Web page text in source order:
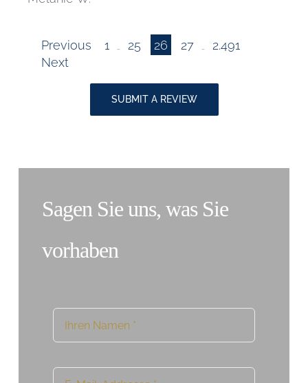
Navigation
Previous Seite
1 Seite
25 Seite
26 Seite
27 Seite
2.491
Next
SUBMIT A REVIEW
Sagen Sie uns, was Sie
vorhaben